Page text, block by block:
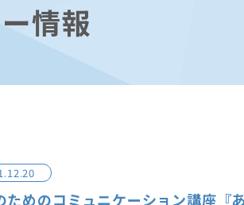
情報
ためのコミュニケーション講座『